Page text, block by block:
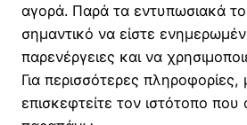
αγορά. Παρά τα εντυπωσιακά
σημαντικό να είστε
παρενέργειες και να
Για περισσότερες πληροφορίες,
επισκεφτείτε τον ιστότοπο